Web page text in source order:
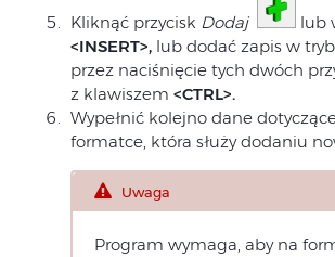
Kliknąć przycisk Dodaj
lub
<INSERT>, lub dodać zapis w
przez naciśnięcie tych dwóch
z klawiszem <CTRL>.
Wypełnić kolejno dane
formatce, która służy dodaniu
Uwaga
Program wymaga, aby na